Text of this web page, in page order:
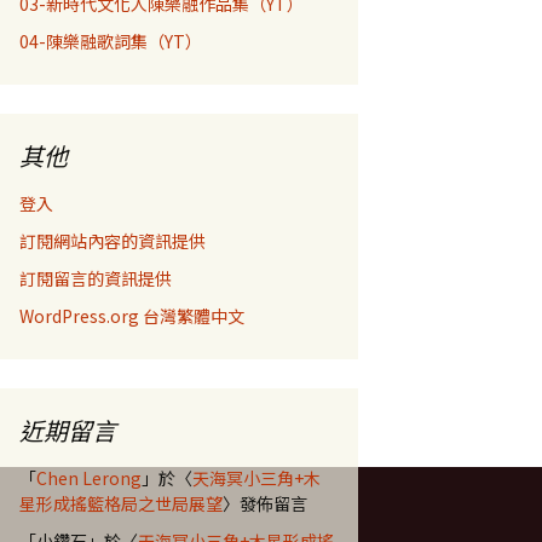
04-陳樂融歌詞集（YT）
其他
登入
訂閱網站內容的資訊提供
訂閱留言的資訊提供
WordPress.org 台灣繁體中文
近期留言
「Chen Lerong 」於〈天海冥小三角+木
星形成搖籃格局之世局展望〉發佈留言